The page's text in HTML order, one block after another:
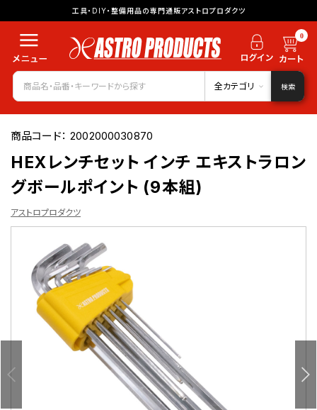
工具・DIY・整備用品の専門通販アストロプロダクツ
0
全カテゴリ 検索
商品コード：2002000030870
HEXレンチセット インチ エキストラロン
グボールポイント (9本組)
アストロプロダクツ